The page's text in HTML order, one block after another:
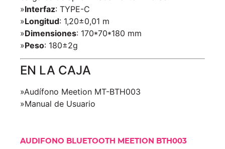
»Interfaz: TYPE-C
»Longitud: 1,20±0,01 m
»Dimensiones: 170*70*180 mm
»Peso: 180±2g
EN LA CAJA
»Audífono Meetion MT-BTH003
»Manual de Usuario
AUDIFONO BLUETOOTH MEETION BTH003